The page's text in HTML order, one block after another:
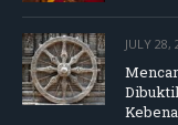
JULY 28,